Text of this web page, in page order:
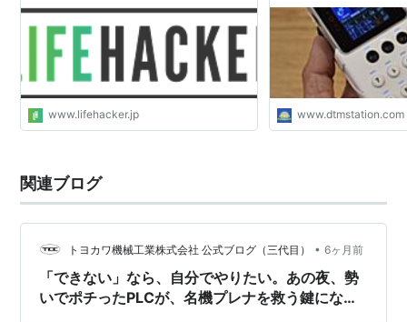
www.lifehacker.jp www.dtmstation.com
関連ブログ
トヨカワ機械工業株式会社 公式ブログ（三代目） • 6ヶ月前
「できない」なら、自分でやりたい。あの夜、勢
いでポチったPLCが、名機プレナを救う鍵にな